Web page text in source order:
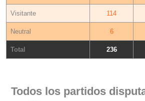
Visitante 114
Neutral 6
Total 236
Todos los partidos